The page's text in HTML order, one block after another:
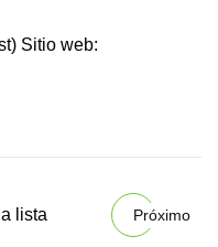
Sitio web:
lista Próximo